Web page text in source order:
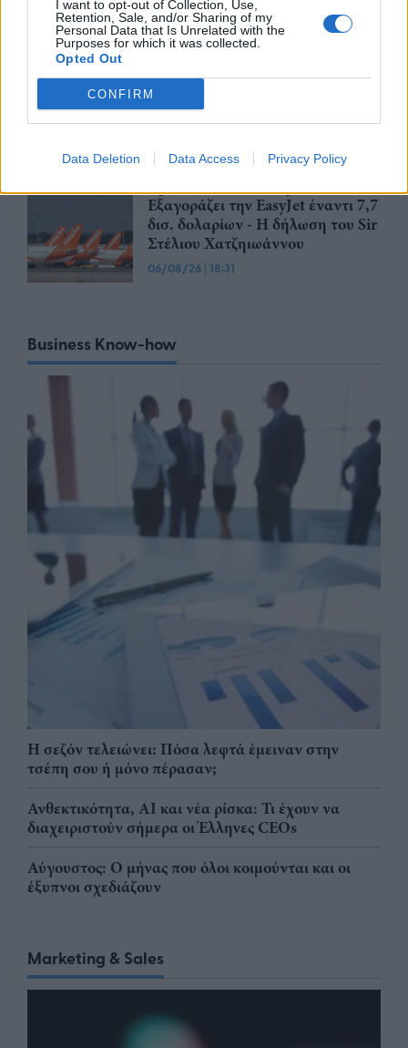
I want to opt-out of Collection, Use,
Retention, Sale, and/or Sharing of my
Personal Data that Is Unrelated with the
Purposes for which it was collected.
Opted Out
CONFIRM
Data Deletion Data Access Privacy Policy
και ισχυρό ανεκτέλεστο
συμβάσεων το πρώτο εξάμηνο
του 2026
07/08/26
Εξαγοράζει την EasyJet έναντι 7,7
δισ. δολαρίων - Η δήλωση του Sir
Στέλιου Χατζηιωάννου
06/08/26 | 18:31
Business Know-how
Η σεζόν τελειώνει: Πόσα λεφτά έμειναν στην
τσέπη σου ή μόνο πέρασαν;
Ανθεκτικότητα, AI και νέα ρίσκα: Τι έχουν να
διαχειριστούν σήμερα οι Έλληνες CEOs
Αύγουστος: Ο μήνας που όλοι κοιμούνται και οι
έξυπνοι σχεδιάζουν
Marketing & Sales